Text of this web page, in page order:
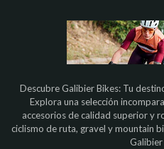
Descubre Galibier Bikes: Tu
Explora una selección
accesorios de calidad superior y
ciclismo de ruta, gravel y mountain
Galibier